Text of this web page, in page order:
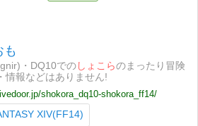
も
・DQ10でのしょこらのまったり冒険
情報などはありません!
shokora_dq10-shokora_ff14/
XIV(FF14)